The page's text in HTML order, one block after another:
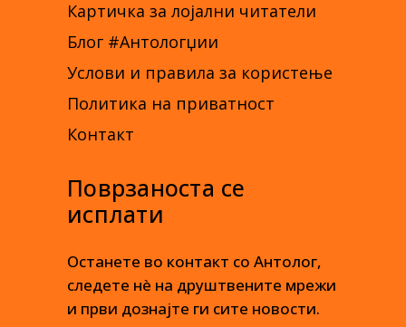
Картичка за лојални читатели
Блог #Антологџии
Услови и правила за користење
Политика на приватност
Контакт
Поврзаноста се
исплати
Останете во контакт со Антолог,
следете нè на друштвените мрежи
и први дознајте ги сите новости.